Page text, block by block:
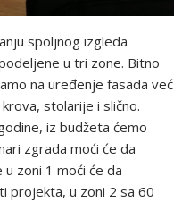
spoljnog izgleda
u tri zone. Bitno
na uređenje fasada već
stolarije i slično.
iz budžeta ćemo
zgrada moći će da
zoni 1 moći će da
projekta, u zoni 2 sa 60